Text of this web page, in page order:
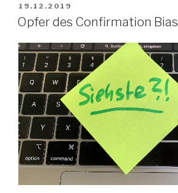
POSTED
ON
19.12.2019
Opfer des Confirmation Bias